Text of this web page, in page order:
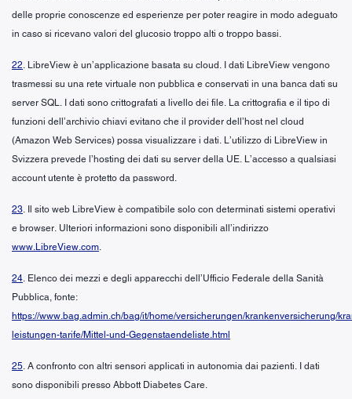
delle proprie conoscenze ed esperienze per poter reagire in modo adeguato
in caso si ricevano valori del glucosio troppo alti o troppo bassi.
22. LibreView è un’applicazione basata su cloud. I dati LibreView vengono
trasmessi su una rete virtuale non pubblica e conservati in una banca dati su
server SQL. I dati sono crittografati a livello dei file. La crittografia e il tipo di
funzioni dell’archivio chiavi evitano che il provider dell’host nel cloud
(Amazon Web Services) possa visualizzare i dati. L’utilizzo di LibreView in
Svizzera prevede l’hosting dei dati su server della UE. L’accesso a qualsiasi
account utente è protetto da password.
23. Il sito web LibreView è compatibile solo con determinati sistemi operativi
e browser. Ulteriori informazioni sono disponibili all’indirizzo
www.LibreView.com.
24. Elenco dei mezzi e degli apparecchi dell’Ufficio Federale della Sanità
Pubblica, fonte:
https://www.bag.admin.ch/bag/it/home/versicherungen/krankenversicherung/
leistungen-tarife/Mittel-und-Gegenstaendeliste.html
25. A confronto con altri sensori applicati in autonomia dai pazienti. I dati
sono disponibili presso Abbott Diabetes Care.